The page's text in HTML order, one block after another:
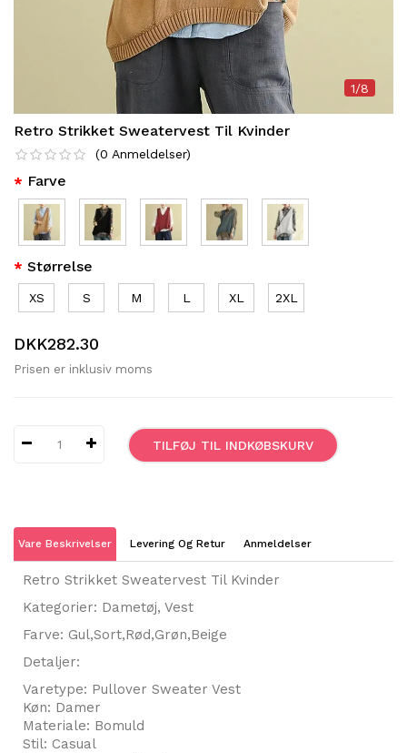
1/8
Retro Strikket Sweatervest Til Kvinder
(0 Anmeldelser)
Farve
Størrelse
XS S M L XL 2XL
DKK282.30
Prisen er inklusiv moms
TILFØJ TIL INDKØBSKURV
Vare Beskrivelser Levering Og Retur Anmeldelser
Retro Strikket Sweatervest Til Kvinder
Kategorier: Dametøj, Vest
Farve: Gul,Sort,Rød,Grøn,Beige
Detaljer:
Varetype: Pullover Sweater Vest
Køn: Damer
Materiale: Bomuld
Stil: Casual